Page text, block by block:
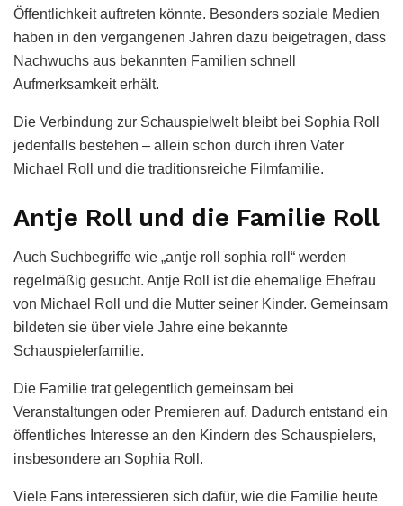
Öffentlichkeit auftreten könnte. Besonders soziale Medien
haben in den vergangenen Jahren dazu beigetragen, dass
Nachwuchs aus bekannten Familien schnell
Aufmerksamkeit erhält.
Die Verbindung zur Schauspielwelt bleibt bei Sophia Roll
jedenfalls bestehen – allein schon durch ihren Vater
Michael Roll und die traditionsreiche Filmfamilie.
Antje Roll und die Familie Roll
Auch Suchbegriffe wie „antje roll sophia roll“ werden
regelmäßig gesucht. Antje Roll ist die ehemalige Ehefrau
von Michael Roll und die Mutter seiner Kinder. Gemeinsam
bildeten sie über viele Jahre eine bekannte
Schauspielerfamilie.
Die Familie trat gelegentlich gemeinsam bei
Veranstaltungen oder Premieren auf. Dadurch entstand ein
öffentliches Interesse an den Kindern des Schauspielers,
insbesondere an Sophia Roll.
Viele Fans interessieren sich dafür, wie die Familie heute